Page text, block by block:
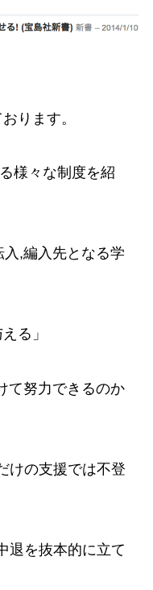
ります。
様々な制度を紹
,編入先となる学
る」
て努力できるのか
けの支援では不登
退を抜本的に立て